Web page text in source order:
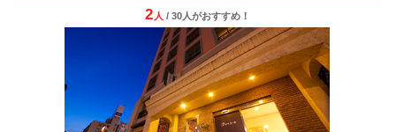
2 人 / 30人がおすすめ！